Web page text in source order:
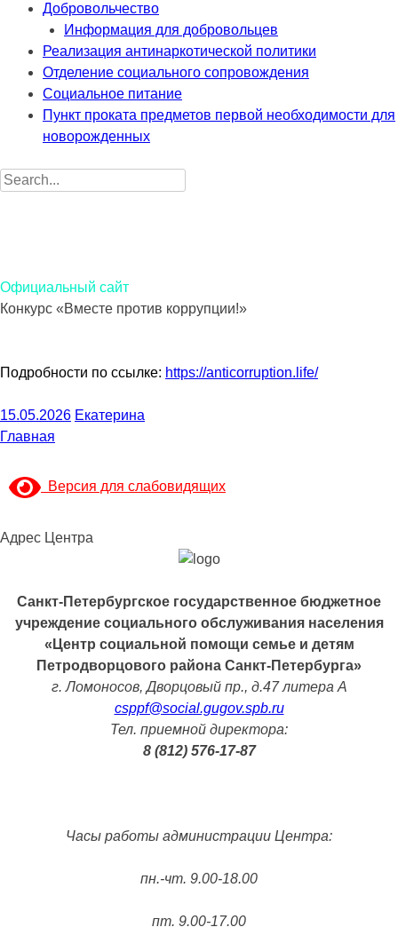
Добровольчество
Информация для добровольцев
Реализация антинаркотической политики
Отделение социального сопровождения
Социальное питание
Пункт проката предметов первой необходимости для
новорожденных
Search
Официальный сайт
Конкурс «Вместе против коррупции!»
Подробности по ссылке: https://anticorruption.life/
15.05.2026 Екатерина
Главная
Версия для слабовидящих
Адрес Центра
Санкт-Петербургское государственное бюджетное
учреждение социального обслуживания населения
«Центр социальной помощи семье и детям
Петродворцового района Санкт-Петербурга»
г. Ломоносов, Дворцовый пр., д.47 литера А
csppf@social.gugov.spb.ru
Тел. приемной директора:
8 (812) 576-17-87
Часы работы администрации Центра:
пн.-чт. 9.00-18.00
пт. 9.00-17.00